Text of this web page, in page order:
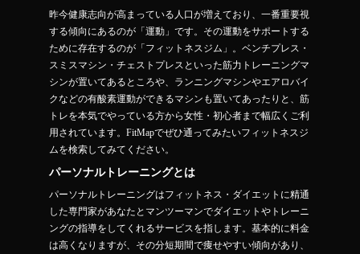
昨今健康志向が高まっている人口が増えており、一番重要視
する傾向にあるのが「運動」です。その運動をサポートする
ために存在するのが「フィットネスジム」。ベンチプレス・
スミスマシン・チェストプレスといった筋力トレーニングマ
シンが置いてあるところや、ランニングマシンやエアロバイ
クなどの有酸素運動ができるマシンも置いてあったりと、筋
トレを本気でやっている方から女性・初心者まで幅広くご利
用されています。FitMapでぜひ通ってみたいフィットネスジ
ムを検索してみてください。
パーソナルトレーニングとは
パーソナルトレーニングはフィットネス・ダイエットに精通
した専門家があなたとマンツーマンでダイエットやトレーニ
ングの指導をしてくれるサービスを指します。基本的に料金
は高くなりますが、その分短期間で痩せやすい傾向があり、